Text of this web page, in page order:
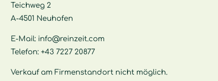
Teichweg 2
A-4501 Neuhofen
E-Mail: info@reinzeit.com
Telefon:+43 7227 20877
Verkauf am Firmenstandort nicht möglich.